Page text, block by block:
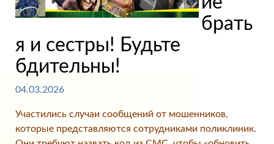
брать
я и сестры! Будьте
бдительны!
04.03.2026
Участились случаи сообщений от мошенников,
которые представляются сотрудниками поликлиник.